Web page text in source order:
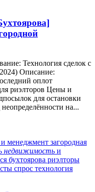
Технология сделок с
Описание:
оплот
риэлторов Цены и
для остановки
на...
и менеджмент загородная
недвижимость и
бухтоярова риэлторы
спрос технология